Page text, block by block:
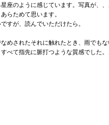
座のように感じています。写真が、
らためて思います。
すが、読んでいただけたら。
めされたそれに触れたとき、雨でも
べて指先に脈打つような質感でした。